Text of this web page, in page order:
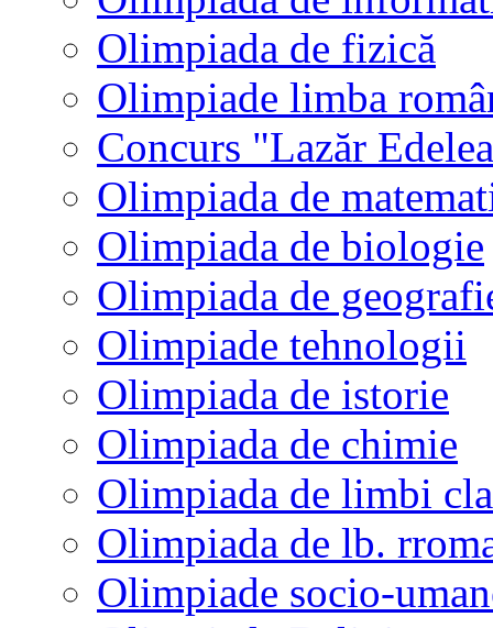
Olimpiada de fizică
Olimpiade limba
Concurs "Lazăr
Olimpiada de
Olimpiada de biologie
Olimpiada de
Olimpiade tehnologii
Olimpiada de istorie
Olimpiada de chimie
Olimpiada de limbi
Olimpiada de lb.
Olimpiade socio-